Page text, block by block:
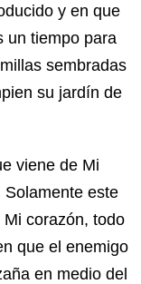
y en que
un tiempo para
sembradas
su jardín de
viene de Mi
este
corazón, todo
que el enemigo
en medio del